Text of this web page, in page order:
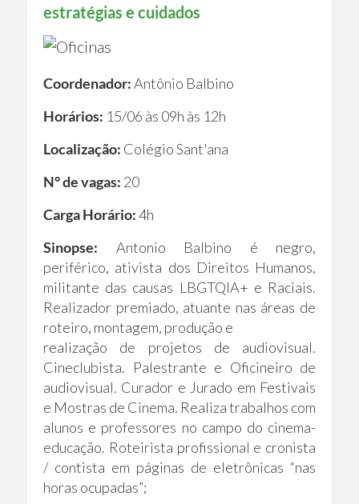
estratégias e cuidados
Coordenador:Antônio Balbino
Horários: 15/06 às 09h às 12h
Localização: Colégio Sant'ana
N° de vagas: 20
Carga Horário:4h
Sinopse: Antonio Balbino é negro,
periférico, ativista dos Direitos Humanos,
militante das causas LBGTQIA+ e Raciais.
Realizador premiado, atuante nas áreas de
roteiro, montagem, produção e
realização de projetos de audiovisual.
Cineclubista. Palestrante e Oficineiro de
audiovisual. Curador e Jurado em Festivais
e Mostras de Cinema. Realiza trabalhos com
alunos e professores no campo do cinema-
educação. Roteirista profissional e cronista
/ contista em páginas de eletrônicas “nas
horas ocupadas”;